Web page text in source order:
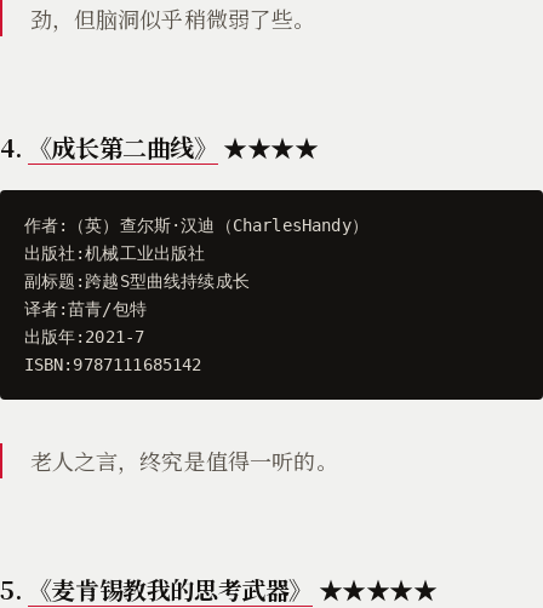
劲，但脑洞似乎稍微弱了些。
4. 《成长第二曲线》 ★★★★
作者: （英） 查尔斯·汉迪 （CharlesHandy）
出版社 :机械工业出版社
副标题 :跨越S型曲线持续成长
译者:苗青/包特
出版年: 2021 -7
ISBN: 9787111685142
老人之言，终究是值得一听的。
5. 《麦肯锡教我的思考武器》 ★★★★★